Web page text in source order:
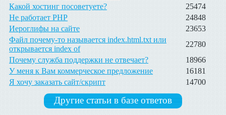
Какой хостинг посоветуете?
25474
Не работает PHP
24848
Иероглифы на сайте
23653
Файл почему-то называется index.html.txt или
открывается index of
22780
Почему служба поддержки не отвечает?
18966
У меня к Вам коммерческое предложение
16181
Я хочу заказать сайт/скрипт
14700
Другие статьи в базе ответов